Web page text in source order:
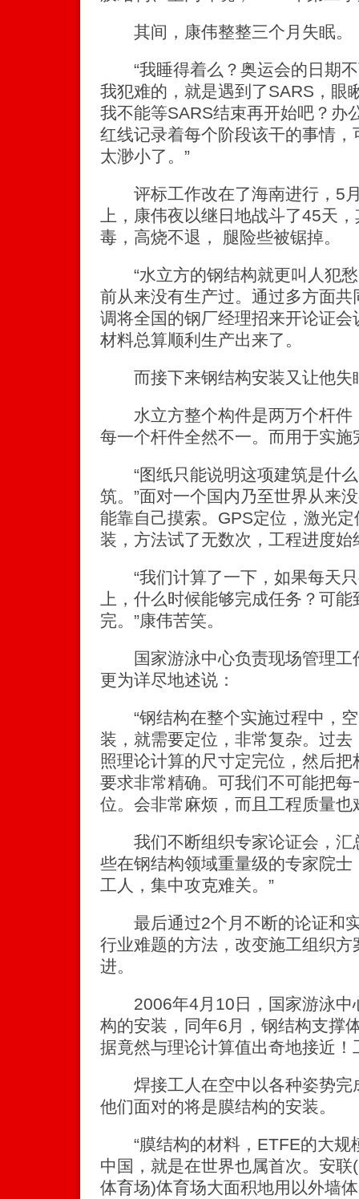
其间，康伟整整三个月失眠。
“我睡得着么？奥运会的日期不
我犯难的，就是遇到了SARS，眼
我不能等SARS结束再开始吧？办
红线记录着每个阶段该干的事情
太渺小了。”
评标工作改在了海南进行，5
上，康伟夜以继日地战斗了45天
毒，高烧不退， 腿险些被锯掉。
“水立方的钢结构就更叫人犯愁
前从来没有生产过。通过多方面
调将全国的钢厂经理招来开论证会
材料总算顺利生产出来了。
而接下来钢结构安装又让他失
水立方整个构件是两万个杆件
每一个杆件全然不一。而用于实
“图纸只能说明这项建筑是什么
筑。”面对一个国内乃至世界从来
能靠自己摸索。GPS定位，激光
装，方法试了无数次，工程进度始
“我们计算了一下，如果每天只
上，什么时候能够完成任务？可
完。”康伟苦笑。
国家游泳中心负责现场管理工
更为详尽地述说：
“钢结构在整个实施过程中，空
装，就需要定位，非常复杂。过
照理论计算的尺寸定完位，然后
要求非常精确。可我们不可能把
位。会非常麻烦，而且工程质量也
我们不断组织专家论证会，汇
些在钢结构领域重量级的专家院
工人，集中攻克难关。”
最后通过2个月不断的论证和实
行业难题的方法，改变施工组织
进。
2006年4月10日，国家游泳中
构的安装，同年6月，钢结构支撑
据竟然与理论计算值出奇地接近
焊接工人在空中以各种姿势完
他们面对的将是膜结构的安装。
“膜结构的材料，ETFE的大规
中国，就是在世界也属首次。安
体育场)体育场大面积地用以外墙